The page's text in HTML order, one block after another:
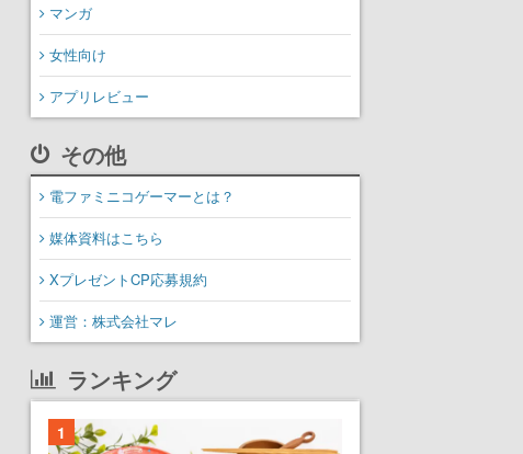
マンガ
女性向け
アプリレビュー
その他
電ファミニコゲーマーとは？
媒体資料はこちら
XプレゼントCP応募規約
運営：株式会社マレ
ランキング
1